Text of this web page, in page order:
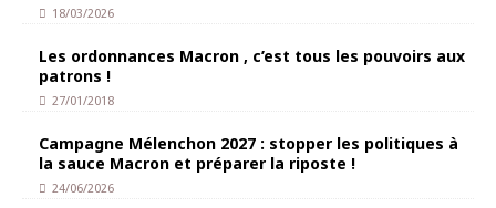
18/03/2026
Les ordonnances Macron , c’est tous les pouvoirs aux
patrons !
27/01/2018
Campagne Mélenchon 2027 : stopper les politiques à
la sauce Macron et préparer la riposte !
24/06/2026